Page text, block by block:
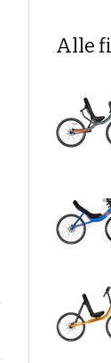
Alle